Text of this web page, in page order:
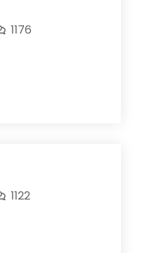
1176
1122